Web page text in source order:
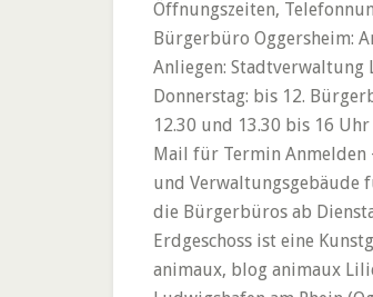
Öffnungszeiten,
Bürgerbüro Oggersheim:
Anliegen: Stadtverwaltung
Donnerstag: bis 12.
12.30 und 13.30 bis 16
Mail für Termin Anmelden
und Verwaltungsgebäude
die Bürgerbüros ab
Erdgeschoss ist eine
animaux, blog animaux